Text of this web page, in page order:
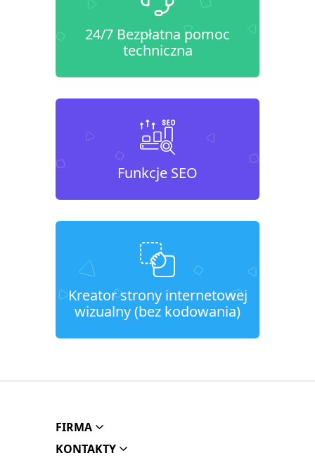
24/7 Bezpłatna pomoc
techniczna
Funkcje SEO
Kreator strony internetowej
wizualny (bez kodowania)
FIRMA
KONTAKTY